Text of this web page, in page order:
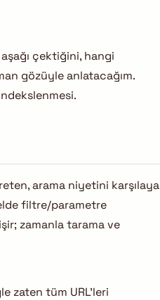
çektiğini, hangi
gözüyle anlatacağım.
arama niyetini
filtre/parametre
zamanla tarama ve
zaten tüm URL’leri